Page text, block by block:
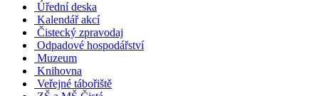
Úřední deska
Kalendář akcí
Čistecký zpravodaj
Odpadové hospodářství
Muzeum
Knihovna
Veřejné tábořiště